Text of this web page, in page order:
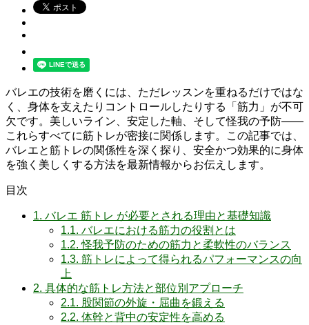
バレエの技術を磨くには、ただレッスンを重ねるだけではな
く、身体を支えたりコントロールしたりする「筋力」が不可
欠です。美しいライン、安定した軸、そして怪我の予防――
これらすべてに筋トレが密接に関係します。この記事では、
バレエと筋トレの関係性を深く探り、安全かつ効果的に身体
を強く美しくする方法を最新情報からお伝えします。
目次
1. バレエ 筋トレ が必要とされる理由と基礎知識
1.1. バレエにおける筋力の役割とは
1.2. 怪我予防のための筋力と柔軟性のバランス
1.3. 筋トレによって得られるパフォーマンスの向
上
2. 具体的な筋トレ方法と部位別アプローチ
2.1. 股関節の外旋・屈曲を鍛える
2.2. 体幹と背中の安定性を高める